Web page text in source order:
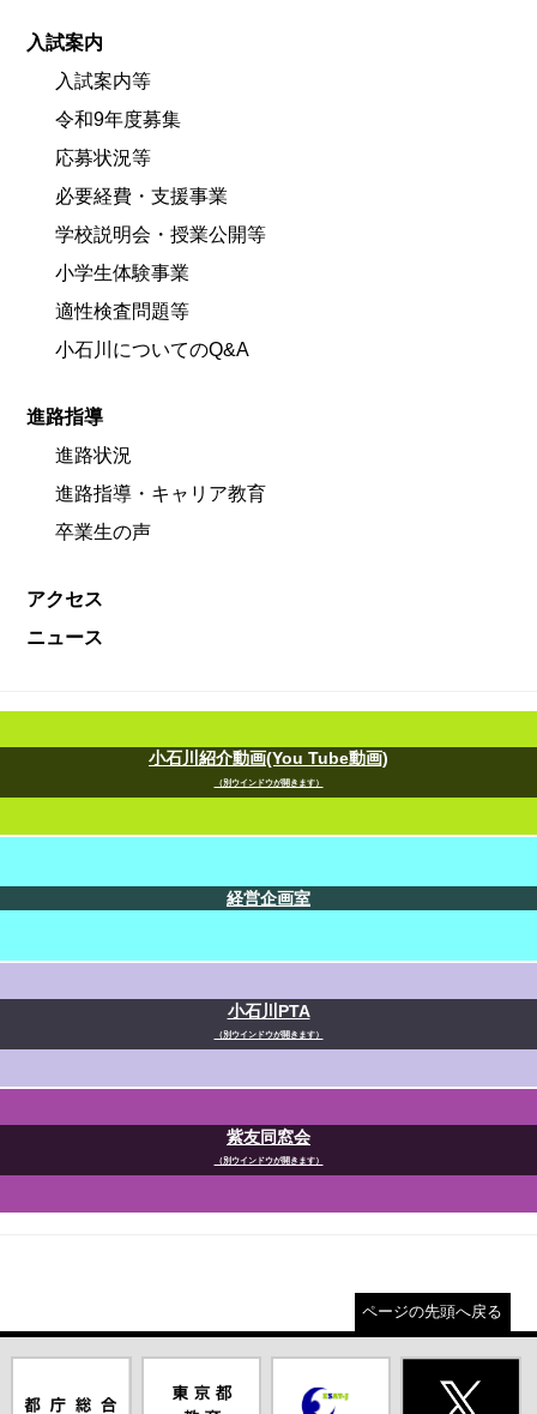
入試案内
入試案内等
令和9年度募集
応募状況等
必要経費・支援事業
学校説明会・授業公開等
小学生体験事業
適性検査問題等
小石川についてのQ&A
進路指導
進路状況
進路指導・キャリア教育
卒業生の声
アクセス
ニュース
小石川紹介動画(You Tube動画)
（別ウインドウが開きます）
経営企画室
小石川PTA
（別ウインドウが開きます）
紫友同窓会
（別ウインドウが開きます）
ページの先頭へ戻る
ムページ（別
員会（別ウイ
ピーキングテ
（別ウインド